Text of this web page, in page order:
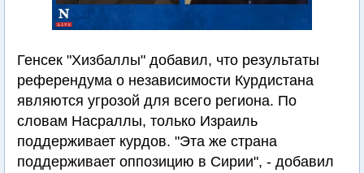
Генсек "Хизбаллы" добавил, что результаты
референдума о независимости Курдистана
являются угрозой для всего региона. По
словам Насраллы, только Израиль
поддерживает курдов. "Эта же страна
поддерживает оппозицию в Сирии", - добавил